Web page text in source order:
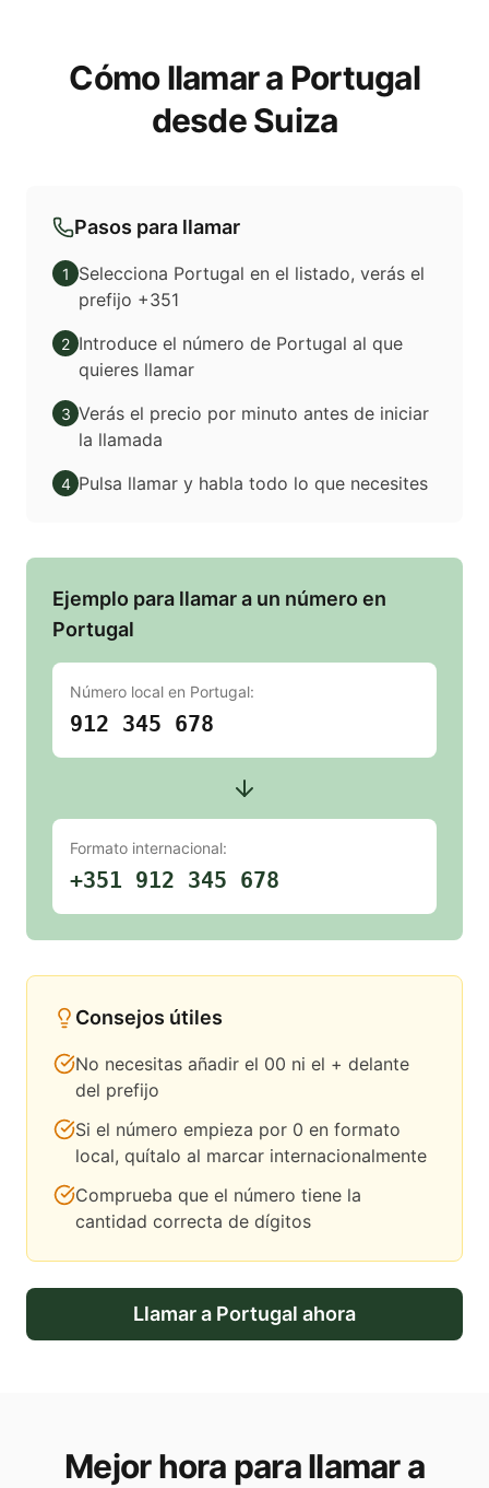
Cómo llamar a Portugal
desde Suiza
Pasos para llamar
1
Selecciona Portugal en el listado, verás el
prefijo +351
2 Introduce el número de Portugal al que
quieres llamar
3 Verás el precio por minuto antes de iniciar
la llamada
4 Pulsa llamar y habla todo lo que necesites
Ejemplo para llamar a un número en
Portugal
Número local en Portugal:
912 345 678
Formato internacional:
+351 912 345 678
Consejos útiles
No necesitas añadir el 00 ni el + delante
del prefijo
Si el número empieza por 0 en formato
local, quítalo al marcar internacionalmente
Comprueba que el número tiene la
cantidad correcta de dígitos
Llamar a Portugal ahora
Mejor hora para llamar a